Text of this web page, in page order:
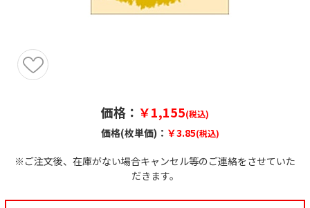
価格： ￥1,155(税込)
価格(枚単価)： ￥3.85(税込)
※ご注文後、在庫がない場合キャンセル等のご連絡をさせていた
だきます。